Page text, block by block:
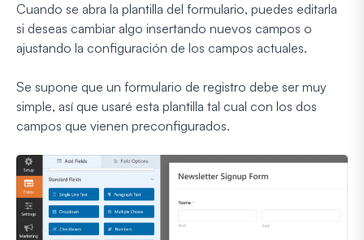
Cuando se abra la plantilla del formulario, puedes editarla
si deseas cambiar algo insertando nuevos campos o
ajustando la configuración de los campos actuales.
Se supone que un formulario de registro debe ser muy
simple, así que usaré esta plantilla tal cual con los dos
campos que vienen preconfigurados.